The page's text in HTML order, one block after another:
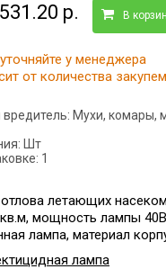
р. В
у менеджера
от количества
Мухи, комары,
Шт
1
летающих
мощность лампы
лампа, материал
лампа